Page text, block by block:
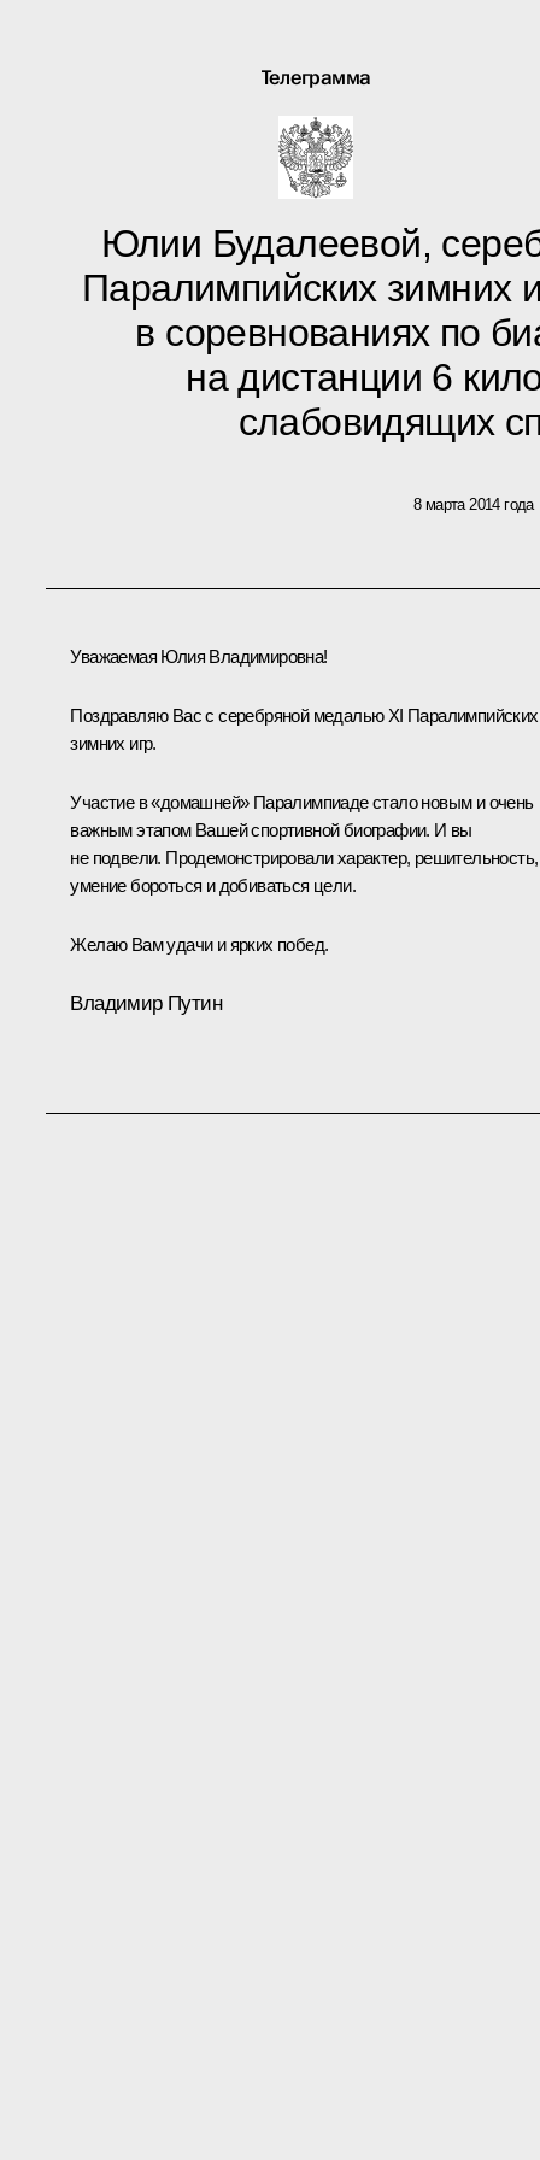
Телеграмма
Юлии Будалеевой,
Паралимпийских зимних
в соревнованиях по
на дистанции 6
слабовидящих
8 марта 2014 года
Уважаемая Юлия Владимировна!
Поздравляю Вас с серебряной медалью XI Паралимпийских
зимних игр.
Участие в «домашней» Паралимпиаде стало новым и очень
важным этапом Вашей спортивной биографии. И вы
не подвели. Продемонстрировали характер, решительность,
умение бороться и добиваться цели.
Желаю Вам удачи и ярких побед.
Владимир Путин